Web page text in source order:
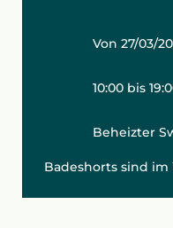
Von 27/03/
10:00 bis
Beheizter
Badeshorts sind im